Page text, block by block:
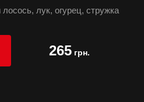
лук, огурец, стружка
265грн.